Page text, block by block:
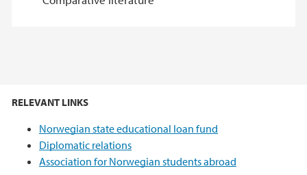
RELEVANT LINKS
Norwegian state educational loan fund
Diplomatic relations
Association for Norwegian students abroad